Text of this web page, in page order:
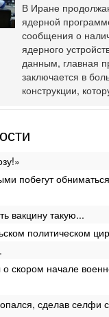
В Иране
ядерной
сообщения о
ядерного
данным, главная
заключается в
конструкции,
побегут
вакцину такую...
политическом
скором начале
сделав селфи